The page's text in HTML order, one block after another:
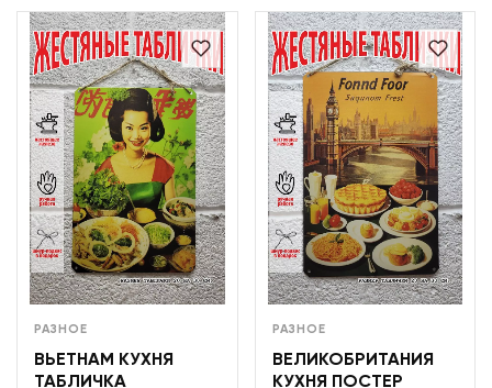
РАЗНОЕ
ВЬЕТНАМ КУХНЯ
ТАБЛИЧКА
РАЗНОЕ
ВЕЛИКОБРИТАНИЯ
КУХНЯ ПОСТЕР